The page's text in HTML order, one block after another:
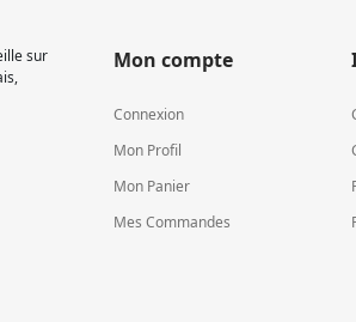
sur
Mon compte
Connexion
Mon Profil
Mon Panier
Mes Commandes